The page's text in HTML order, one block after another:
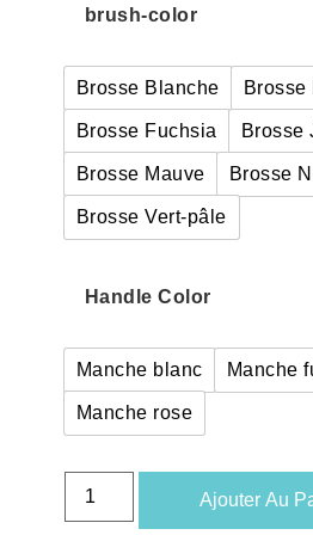
brush-color
Brosse Blanche Brosse
Brosse Fuchsia Brosse
Brosse Mauve Brosse
Brosse Vert-pâle
Handle Color
Manche blanc Manche
Manche rose
Ajouter Au